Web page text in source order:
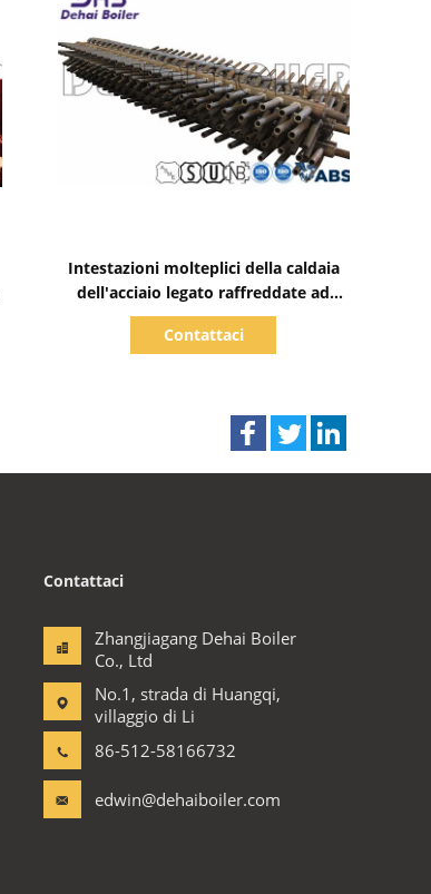
Intestazioni molteplici della caldaia
dell'acciaio legato raffreddate ad
acqua per l'economizzatore della
caldaia a vapore
Contattaci
Contattaci
Zhangjiagang Dehai Boiler
Co., Ltd
No.1, strada di Huangqi,
villaggio di Li
86-512-58166732
edwin@dehaiboiler.com